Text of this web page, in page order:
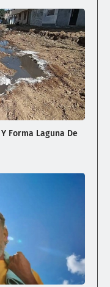
Forma Laguna De